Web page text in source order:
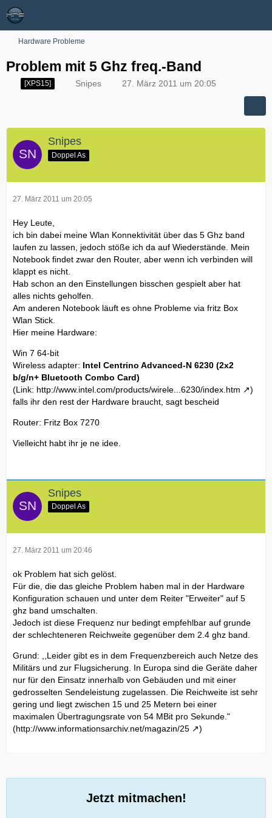
Hardware Probleme
Problem mit 5 Ghz freq.-Band
[XPS15] Snipes 27. März 2011 um 20:05
Snipes
Doppel As
27. März 2011 um 20:05
Hey Leute,
ich bin dabei meine Wlan Konnektivität über das 5 Ghz band
laufen zu lassen, jedoch stöße ich da auf Wiederstände. Mein
Notebook findet zwar den Router, aber wenn ich verbinden will
klappt es nicht.
Hab schon an den Einstellungen bisschen gespielt aber hat
alles nichts geholfen.
Am anderen Notebook läuft es ohne Probleme via fritz Box
Wlan Stick.
Hier meine Hardware:
Win 7 64-bit
Wireless adapter: Intel Centrino Advanced-N 6230 (2x2
b/g/n+ Bluetooth Combo Card)
(Link: http://www.intel.com/products/wirele...6230/index.htm
)
falls ihr den rest der Hardware braucht, sagt bescheid
Router: Fritz Box 7270
Vielleicht habt ihr je ne idee.
Snipes
Doppel As
27. März 2011 um 20:46
ok Problem hat sich gelöst.
Für die, die das gleiche Problem haben mal in der Hardware
Konfiguration schauen und unter dem Reiter "Erweiter" auf 5
ghz band umschalten.
Jedoch ist diese Frequenz nur bedingt empfehlbar auf grunde
der schlechteneren Reichweite gegenüber dem 2.4 ghz band.
Grund: ,,Leider gibt es in dem Frequenzbereich auch Netze des
Militärs und zur Flugsicherung. In Europa sind die Geräte daher
nur für den Einsatz innerhalb von Gebäuden und mit einer
gedrosselten Sendeleistung zugelassen. Die Reichweite ist sehr
gering und liegt zwischen 15 und 25 Metern bei einer
maximalen Übertragungsrate von 54 MBit pro Sekunde."
(http://www.informationsarchiv.net/magazin/25 )
Jetzt mitmachen!